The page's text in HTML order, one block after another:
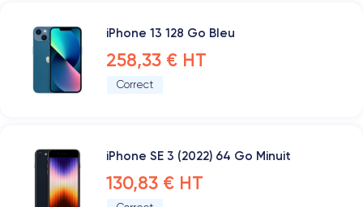
iPhone 13 128 Go Bleu
258,33 € HT
Correct
iPhone SE 3 (2022) 64 Go Minuit
130,83 € HT